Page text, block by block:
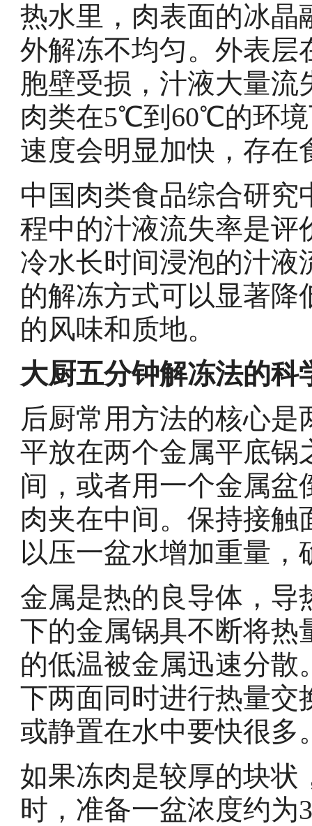
热水里，肉表面的冰晶
外解冻不均匀。外表层
胞壁受损，汁液大量
肉类在5℃到60℃的环
速度会明显加快，存在
中国肉类食品综合研
程中的汁液流失率是评
冷水长时间浸泡的汁液
的解冻方式可以显著
的风味和质地。
大厨五分钟解冻法的科
后厨常用方法的核心
平放在两个金属平底
间，或者用一个金属
肉夹在中间。保持接
以压一盆水增加重量，
金属是热的良导体，导
下的金属锅具不断将热
的低温被金属迅速分
下两面同时进行热量交
或静置在水中要快很多
如果冻肉是较厚的块状
时，准备一盆浓度约为